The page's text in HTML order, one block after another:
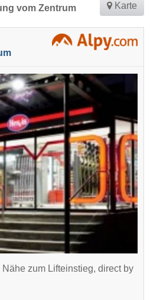
vom Zentrum Karte
zum Lifteinstieg, direct by